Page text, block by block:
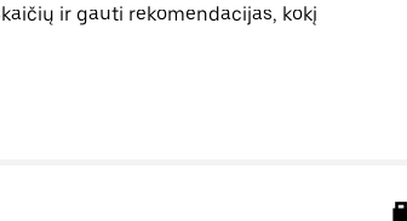
ir gauti rekomendacijas, kokį